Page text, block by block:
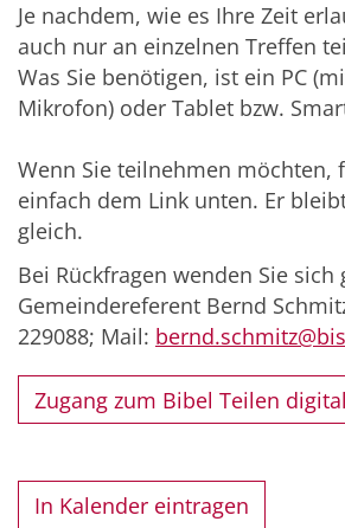
Je nachdem, wie es Ihre Zeit
auch nur an einzelnen Treffen
Was Sie benötigen, ist ein PC
Mikrofon) oder Tablet bzw.
Wenn Sie teilnehmen möchten,
einfach dem Link unten. Er
gleich.
Bei Rückfragen wenden Sie sich
Gemeindereferent Bernd
229088; Mail:
Zugang zum Bibel Teilen digital
In Kalender eintragen